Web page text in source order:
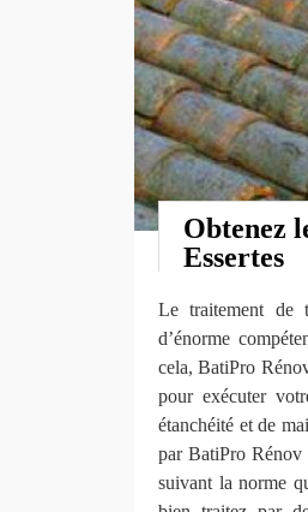
Obtenez
Essertes
Le traitement de
d’énorme
cela, BatiPro
pour exécuter
étanchéité et de
par BatiPro
suivant la norme